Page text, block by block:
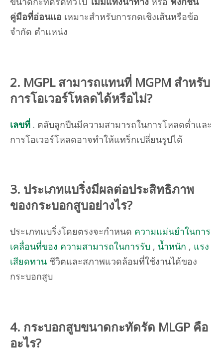
คู่มือที่อ่อนแอ เหมาะสำหรับการกดเชิงเส้นหรือข้อ
จำกัด ตำแหน่ง
2. MGPL สามารถแทนที่ MGPM สำหรับ
การโอเวอร์โหลดได้หรือไม่?
เลขที่ . ตลับลูกปืนมีความสามารถในการโหลดต่ำและ
การโอเวอร์โหลดอาจทำให้แทร็กเปลี่ยนรูปได้
3. ประเภทแบริ่งมีผลต่อประสิทธิภาพ
ของกระบอกสูบอย่างไร?
ประเภทแบริ่งโดยตรงจะกำหนด ความแม่นยำในการ
เคลื่อนที่ของ ความสามารถในการรับ , น้ำหนัก , แรง
เสียดทาน ชีวิตและสภาพแวดล้อมที่ใช้งานได้ของ
กระบอกสูบ
4. กระบอกสูบขนาดกะทัดรัด MLGP คือ
อะไร?